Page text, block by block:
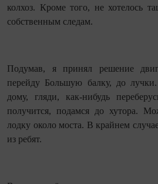
колхоз. Кроме того, не хотелось
собственным следам.
Подумав, я принял решение
перейду Большую балку, до
дому, гляди, как‑нибудь
получится, подамся до хутора.
лодку около моста. В крайнем
из ребят.